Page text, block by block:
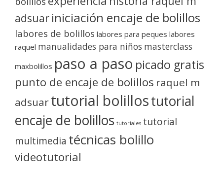
adsuar iniciación encaje de bolillos
labores de bolillos labores para peques labores
raquel manualidades para niños masterclass
maxbolillos paso a paso picado gratis
punto de encaje de bolillos raquel m
adsuartutorial bolillostutorial
encaje de bolillos tutoriales tutorial
multimedia técnicas bolillo
videotutorial